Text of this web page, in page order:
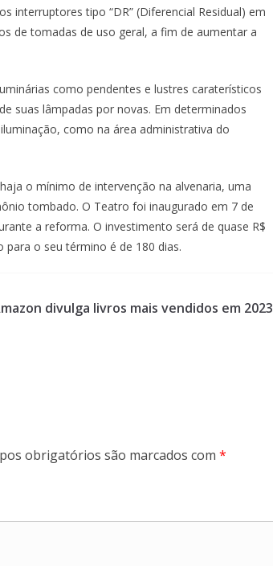
m
i
q
u
.
interruptores tipo “DR” (Diferencial Residual) em
de tomadas de uso geral, a fim de aumentar a
como pendentes e lustres caraterísticos
suas lâmpadas por novas. Em determinados
como na área administrativa do
o mínimo de intervenção na alvenaria, uma
tombado. O Teatro foi inaugurado em 7 de
a reforma. O investimento será de quase R$
o seu término é de 180 dias.
divulga livros mais vendidos em 2023
obrigatórios são marcados com *